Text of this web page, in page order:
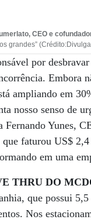
CEO e
grandes”
por
Embora
ampliando em
nosso senso de
Fernando Yunes,
que faturou US$
em uma
THRU DO
que possui
Nos